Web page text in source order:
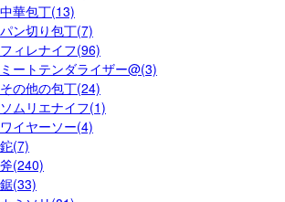
中華包丁(13)
パン切り包丁(7)
フィレナイフ(96)
ミートテンダライザー@(3)
その他の包丁(24)
ソムリエナイフ(1)
ワイヤーソー(4)
鉈(7)
斧(240)
鋸(33)